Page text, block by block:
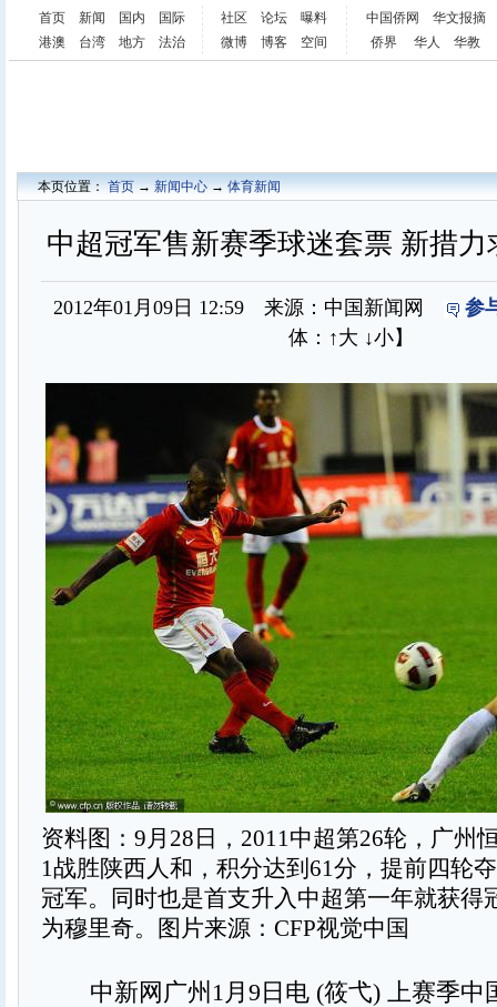
首页 新闻 国内
国际
港澳
台湾 地方 法治
社区 论坛
曝料
微博
博客 空间
中国侨网
华文报摘
侨界
华人 华教
本页位置：首页→新闻中心→体育新闻
中超冠军售新赛季球迷套票 新措
2012年01月09日 12:59 来源：中国新闻网
参
体： ↑大 ↓小】
资料图：9月28日，2011中超第26轮，广州
1战胜陕西人和，积分达到61分，提前四轮
冠军。同时也是首支升入中超第一年就获得
为穆里奇。图片来源：CFP视觉中国
中新网广州1月9日电 (筱弋) 上赛季中